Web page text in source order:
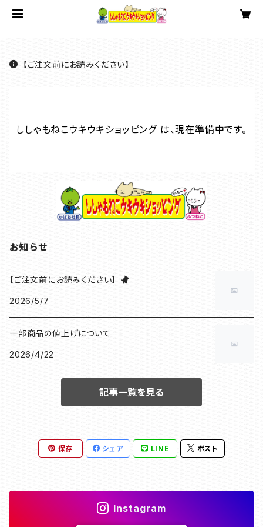
【ご注文前にお読みください】
ししゃもねこウキウキショッピング は、現在準備中です。
お知らせ
【ご注文前にお読みください】
2026/5/7
一部商品の値上げについて
2026/4/22
記事一覧を見る
保存 シェア LINE ポスト
Instagram